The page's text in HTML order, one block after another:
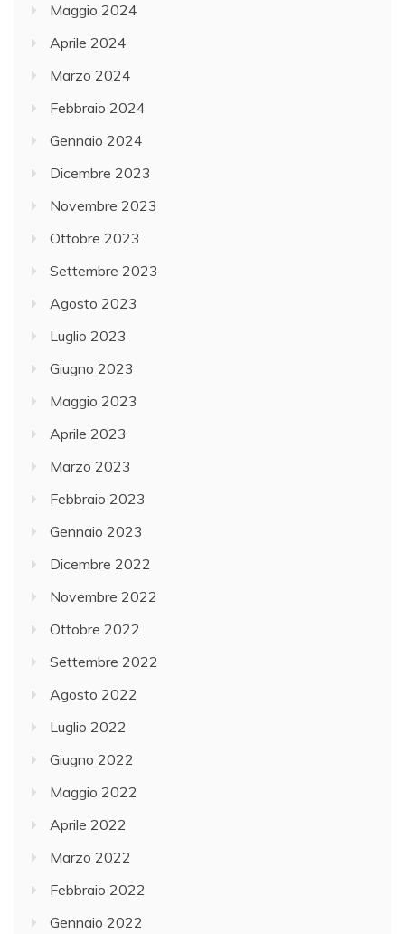
Maggio 2024
Aprile 2024
Marzo 2024
Febbraio 2024
Gennaio 2024
Dicembre 2023
Novembre 2023
Ottobre 2023
Settembre 2023
Agosto 2023
Luglio 2023
Giugno 2023
Maggio 2023
Aprile 2023
Marzo 2023
Febbraio 2023
Gennaio 2023
Dicembre 2022
Novembre 2022
Ottobre 2022
Settembre 2022
Agosto 2022
Luglio 2022
Giugno 2022
Maggio 2022
Aprile 2022
Marzo 2022
Febbraio 2022
Gennaio 2022